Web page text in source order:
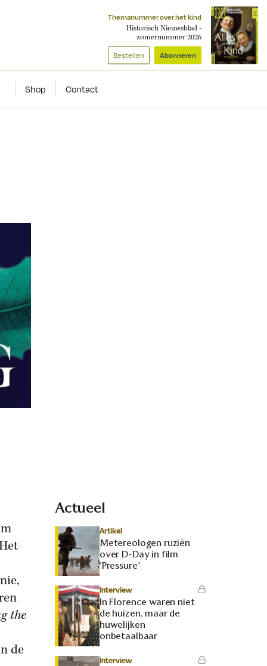
Themanummer over het kind
Historisch Nieuwsblad -
zomernummer 2026
Bestellen Abonneren
Shop Contact
the
de
Actueel
Artikel
Metereologen ruziën
over D-Day in film
‘Pressure’
Interview
In Florence waren niet
de huizen, maar de
huwelijken
onbetaalbaar
Interview